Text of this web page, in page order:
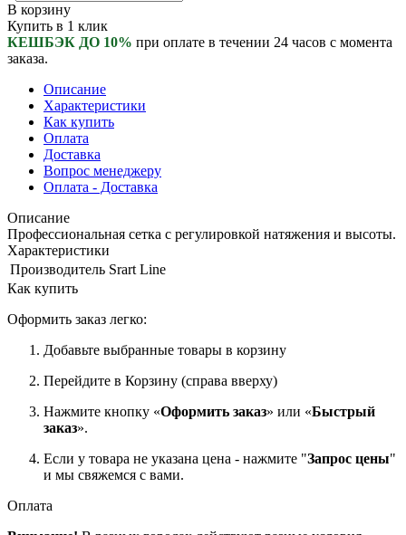
В корзину
Купить в 1 клик
КЕШБЭК ДО 10% при оплате в течении 24 часов с момента
заказа.
Описание
Характеристики
Как купить
Оплата
Доставка
Вопрос менеджеру
Оплата - Доставка
Описание
Профессиональная сетка с регулировкой натяжения и высоты.
Характеристики
Производитель Srart Line
Как купить
Оформить заказ легко:
Добавьте выбранные товары в корзину
Перейдите в Корзину (справа вверху)
Нажмите кнопку «Оформить заказ» или «Быстрый
заказ».
Если у товара не указана цена - нажмите "Запрос цены"
и мы свяжемся с вами.
Оплата